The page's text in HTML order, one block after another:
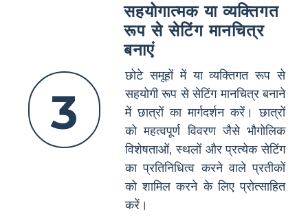
3
सहयोगात्मक या व्यक्तिगत
रूप से सेटिंग मानचित्र
बनाएं
छोटे समूहों में या व्यक्तिगत रूप से
सहयोगी रूप से सेटिंग मानचित्र बनाने
में छात्रों का मार्गदर्शन करें। छात्रों
को महत्वपूर्ण विवरण जैसे भौगोलिक
विशेषताओं, स्थलों और प्रत्येक सेटिंग
का प्रतिनिधित्व करने वाले प्रतीकों
को शामिल करने के लिए प्रोत्साहित
करें।